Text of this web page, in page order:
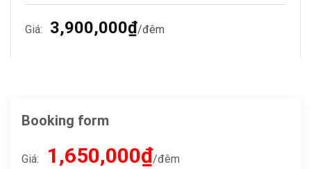
Giá: 3,900,000₫ đêm
Booking form
Giá: 1,650,000₫ đêm